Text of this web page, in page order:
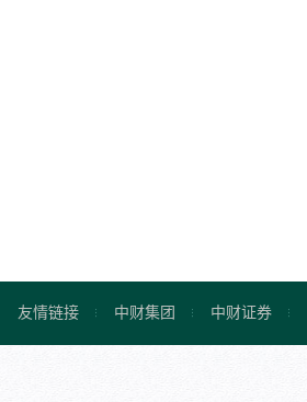
友情链接 中财集团 中财证券